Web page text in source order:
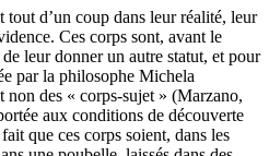
tout d’un coup dans leur réalité, leur
Ces corps sont, avant le
leur donner un autre statut, et pour
par la philosophe Michela
non des « corps-sujet » (Marzano,
aux conditions de découverte
que ces corps soient, dans les